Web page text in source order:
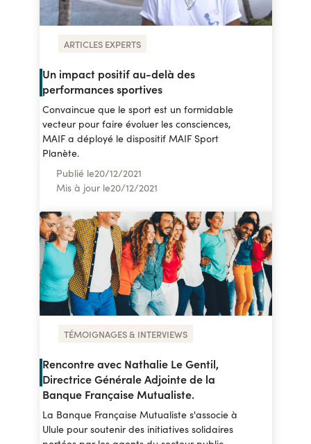
ARTICLES EXPERTS
Un impact positif au-delà des
performances sportives
Convaincue que le sport est un formidable
vecteur pour faire évoluer les consciences,
MAIF a déployé le dispositif MAIF Sport
Planète.
Publié le20/12/2021
Mis à jour le20/12/2021
TÉMOIGNAGES & INTERVIEWS
Rencontre avec Nathalie Le Gentil,
Directrice Générale Adjointe de la
Banque Française Mutualiste.
La Banque Française Mutualiste s'associe à
Ulule pour soutenir des initiatives solidaires